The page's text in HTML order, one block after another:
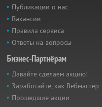
Публикации о нас
Вакансии
Правила сервиса
Ответы на вопросы
Бизнес-Партнёрам
Давайте сделаем акцию!
Заработайте, как Вебмастер
Прошедшие акции